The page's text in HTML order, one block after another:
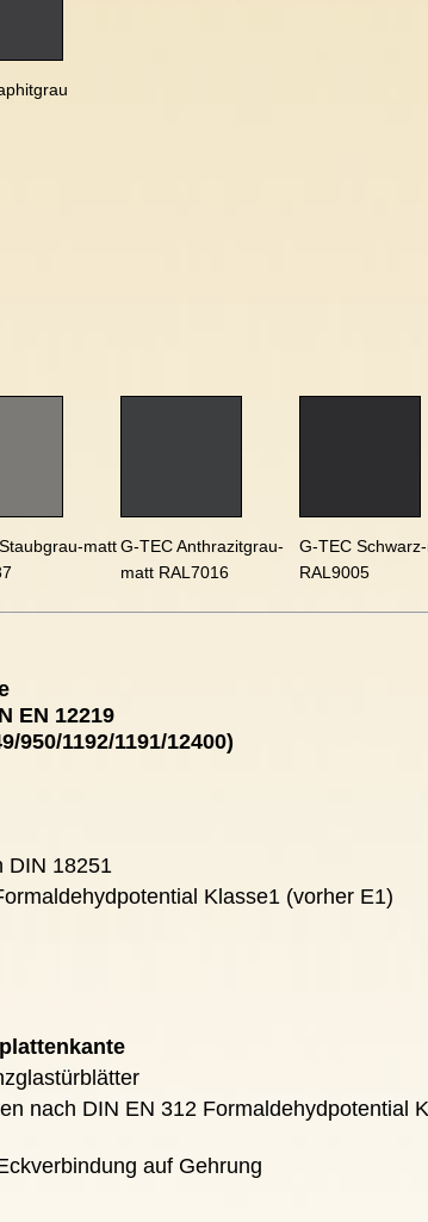
mattG-TEC Anthrazitgrau-
matt RAL7016
G-TEC
RAL9005
EN 12219
950/1192/1191/12400)
DIN 18251
Klasse1 (vorher E1)
nach DIN EN 312 Formaldehydpotential
auf Gehrung